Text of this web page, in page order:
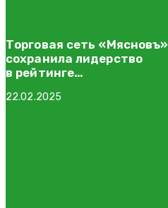
Торговая сеть «Мясновъ»
сохранила лидерство
в рейтинге
мясных сетей от INFOLine
22.02.2025